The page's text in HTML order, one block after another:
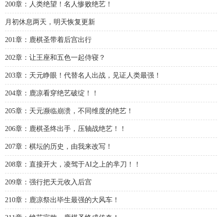
200章：人类绝望！名人惨败绝艺！
月初休息两天，明天恢复更新
201章：鹿棋圣带着后宫出行
202章：让王座和五色一起侍寝？
203章：天元睁眼！代替名人出战，见证人类最强！
204章：鹿凉看穿绝艺破绽！！
205章：天元濒临崩溃，不同维度的绝艺！
206章：鹿棋圣终出手，压轴战绝艺！！
207章：棋坛的历史，由我来改写！
208章：直接开大，凌驾于AI之上的芈刀！！
209章：强行把天元收入后宫
210章：鹿凉祭出毕生最强的大风车！